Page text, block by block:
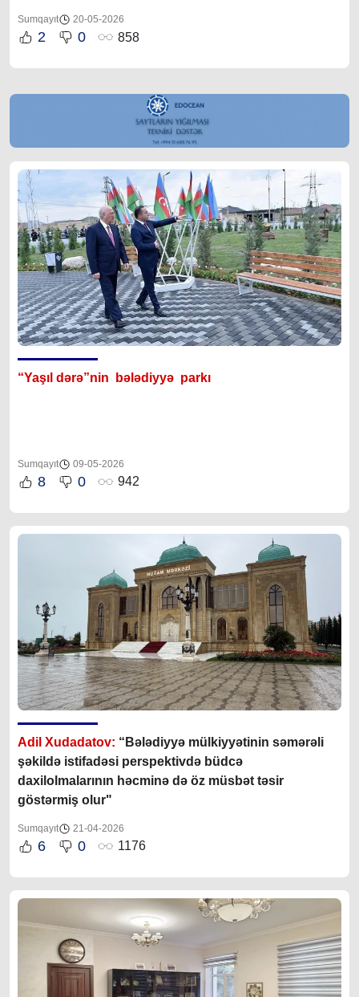
Sumqayıt 20-05-2026
2 0 858
“Yaşıl dərə”nin bələdiyyə parkı
Sumqayıt 09-05-2026
8 0 942
Adil Xudadatov: “ Bələdiyyə mülkiyyətinin səmərəli
şəkildə istifadəsi perspektivdə büdcə
daxilolmalarının həcminə də öz müsbət təsir
göstərmiş olur"
Sumqayıt 21-04-2026
6 0 1176